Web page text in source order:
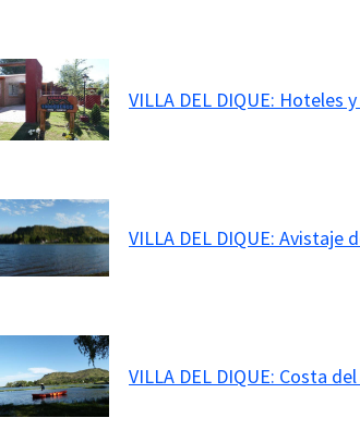
VILLA DEL DIQUE: Hoteles
VILLA DEL DIQUE: Avistaje
VILLA DEL DIQUE: Costa